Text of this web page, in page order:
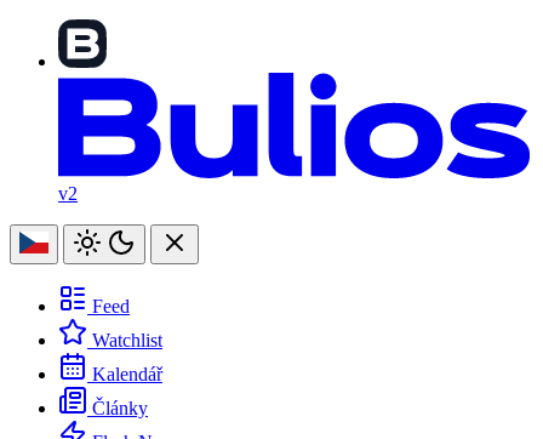
v2
Feed
Watchlist
Kalendář
Články